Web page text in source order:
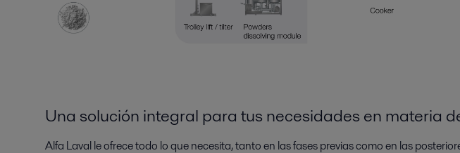
Una solución integral para tus necesidades en materia
Alfa Laval le ofrece todo lo que necesita, tanto en las fases previas como en las